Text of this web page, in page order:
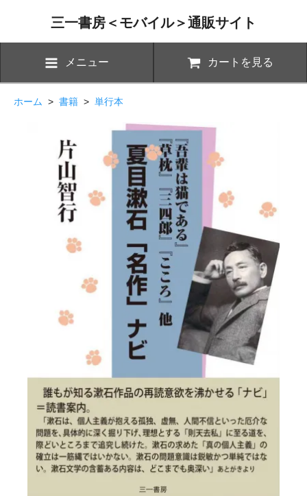
三一書房＜モバイル＞通販サイト
メニュー カートを見る
ホーム > 書籍 > 単行本